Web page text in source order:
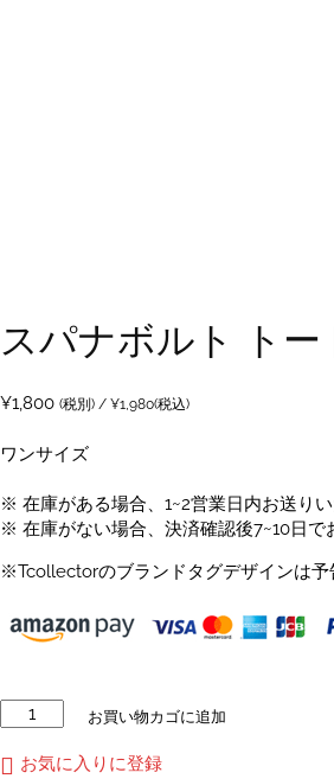
スパナボルト ト
¥1,800 (税別) / ¥1,980(税込)
ワンサイズ
※ 在庫がある場合、1~2営業日内お送りい
※ 在庫がない場合、決済確認後7~10日で
※Tcollectorのブランドタグデザインは
パ
ナ
お買い物カゴに追加
お気に入りに登録